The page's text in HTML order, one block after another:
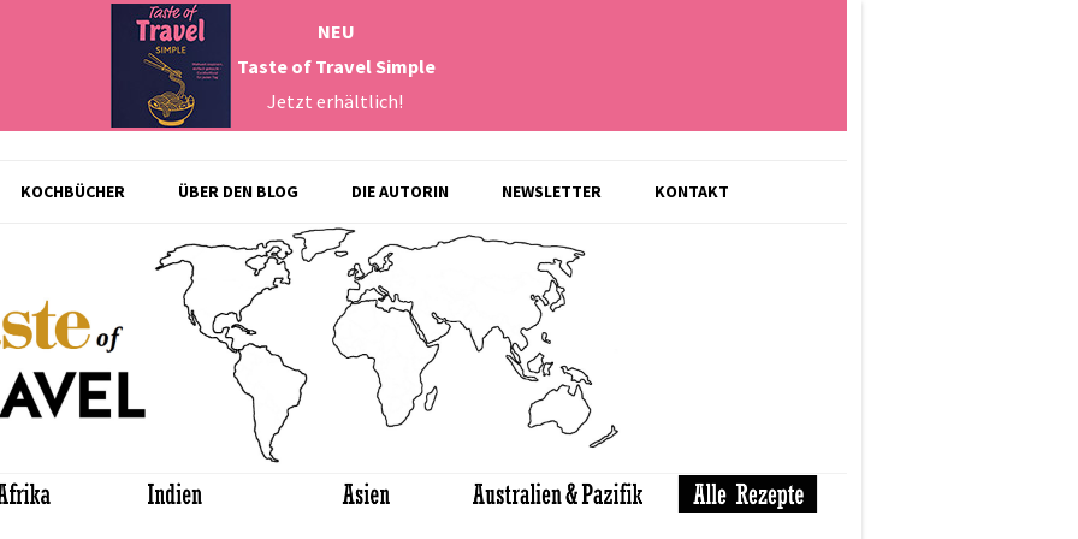
NEU
Taste of Travel Simple
Jetzt erhältlich!
springen
KOCHBÜCHER ÜBER DEN BLOG DIE AUTORIN NEWSLETTER KONTAKT